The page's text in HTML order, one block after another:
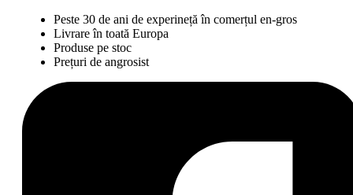
Peste 30 de ani de experineță în comerțul en-gros
Livrare în toată Europa
Produse pe stoc
Prețuri de angrosist